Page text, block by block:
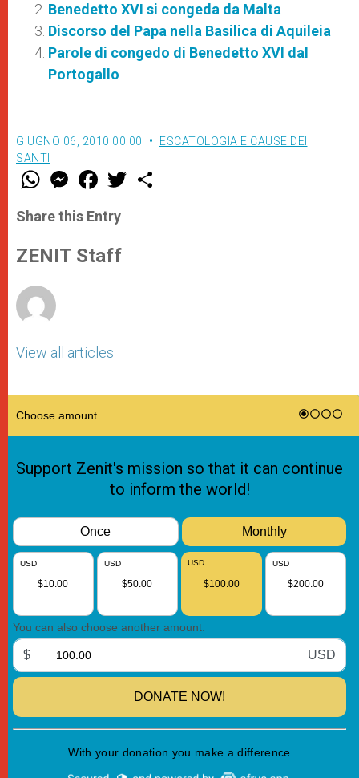
Benedetto XVI si congeda da Malta
Discorso del Papa nella Basilica di Aquileia
Parole di congedo di Benedetto XVI dal
Portogallo
GIUGNO 06, 2010 00:00
ESCATOLOGIA E CAUSE DEI
SANTI
W
t
s
p
p
M
e
s
e
g
e
F
a
e
b
o
k
w
Share this Entry
ZENIT Staff
View all articles